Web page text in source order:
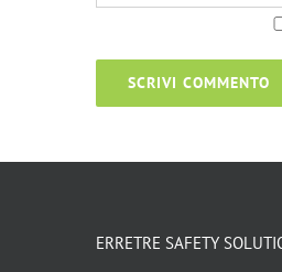
ERRETRE SAFETY